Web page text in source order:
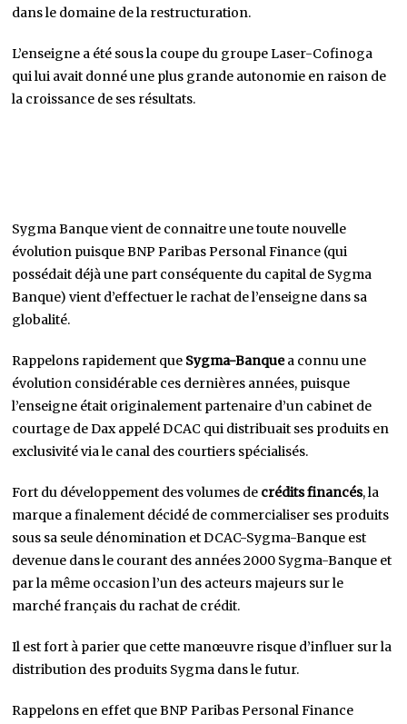
dans le domaine de la restructuration.
L’enseigne a été sous la coupe du groupe Laser-Cofinoga
qui lui avait donné une plus grande autonomie en raison de
la croissance de ses résultats.
Sygma Banque vient de connaitre une toute nouvelle
évolution puisque BNP Paribas Personal Finance (qui
possédait déjà une part conséquente du capital de Sygma
Banque) vient d’effectuer le rachat de l’enseigne dans sa
globalité.
Rappelons rapidement que Sygma-Banquea connu une
évolution considérable ces dernières années, puisque
l’enseigne était originalement partenaire d’un cabinet de
courtage de Dax appelé DCAC qui distribuait ses produits en
exclusivité via le canal des courtiers spécialisés.
Fort du développement des volumes de crédits financés, la
marque a finalement décidé de commercialiser ses produits
sous sa seule dénomination et DCAC-Sygma-Banque est
devenue dans le courant des années 2000 Sygma-Banque et
par la même occasion l’un des acteurs majeurs sur le
marché français du rachat de crédit.
Il est fort à parier que cette manœuvre risque d’influer sur la
distribution des produits Sygma dans le futur.
Rappelons en effet que BNP Paribas Personal Finance